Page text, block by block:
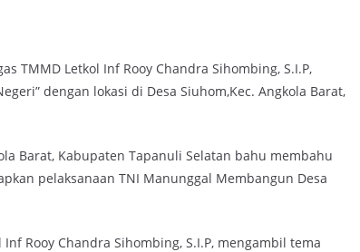
TMMD Letkol Inf Rooy Chandra Sihombing, S.I.P,
dengan lokasi di Desa Siuhom,Kec. Angkola Barat,
Barat, Kabupaten Tapanuli Selatan bahu membahu
pelaksanaan TNI Manunggal Membangun Desa
Rooy Chandra Sihombing, S.I.P, mengambil tema